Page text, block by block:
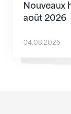
Nouveaux
août 2026
04.08.2026